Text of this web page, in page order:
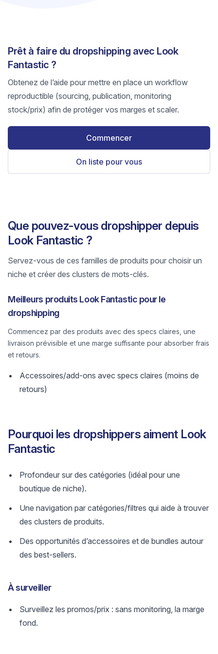
Prêt à faire du dropshipping avec Look
Fantastic ?
Obtenez de l’aide pour mettre en place un workflow
reproductible (sourcing, publication, monitoring
stock/prix) afin de protéger vos marges et scaler.
Commencer
On liste pour vous
Que pouvez-vous dropshipper depuis
Look Fantastic ?
Servez-vous de ces familles de produits pour choisir un
niche et créer des clusters de mots-clés.
Meilleurs produits Look Fantastic pour le
dropshipping
Commencez par des produits avec des specs claires, une
livraison prévisible et une marge suffisante pour absorber frais
et retours.
Accessoires/add-ons avec specs claires (moins de
retours)
Pourquoi les dropshippers aiment Look
Fantastic
Profondeur sur des catégories (idéal pour une
boutique de niche).
Une navigation par catégories/filtres qui aide à trouver
des clusters de produits.
Des opportunités d’accessoires et de bundles autour
des best-sellers.
À surveiller
Surveillez les promos/prix : sans monitoring, la marge
fond.